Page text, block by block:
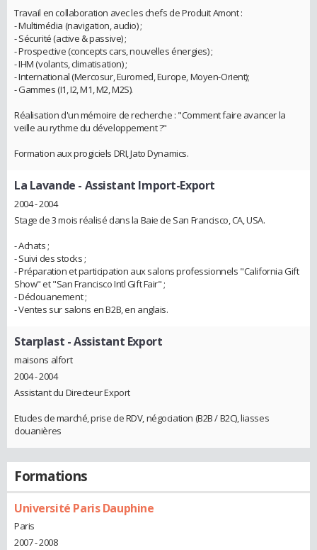
Travail en collaboration avec les chefs de Produit Amont :
- Multimédia (navigation, audio) ;
- Sécurité (active & passive) ;
- Prospective (concepts cars, nouvelles énergies) ;
- IHM (volants, climatisation) ;
- International (Mercosur, Euromed, Europe, Moyen-Orient);
- Gammes (I1, I2, M1, M2, M2S).
Réalisation d'un mémoire de recherche : "Comment faire avancer la
veille au rythme du développement ?"
Formation aux progiciels DRI, Jato Dynamics.
La Lavande - Assistant Import-Export
2004 - 2004
Stage de 3 mois réalisé dans la Baie de San Francisco, CA, USA.
- Achats ;
- Suivi des stocks ;
- Préparation et participation aux salons professionnels "California Gift
Show" et "San Francisco Intl Gift Fair" ;
- Dédouanement ;
- Ventes sur salons en B2B, en anglais.
Starplast - Assistant Export
maisons alfort
2004 - 2004
Assistant du Directeur Export
Etudes de marché, prise de RDV, négociation (B2B / B2C), liasses
douanières
Formations
Université Paris Dauphine
Paris
2007 - 2008